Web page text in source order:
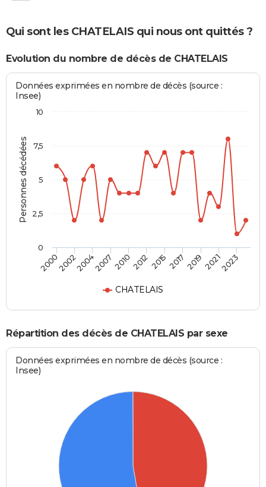
Qui sont les CHATELAIS qui nous ont quittés ?
Evolution du nombre de décès de CHATELAIS
Personnes décédées
Données exprimées en nombre de décès (source :
Insee)
CHATELAIS
20002002200420072010201220152017201920212023
0
10
2,5
5
7,5
Répartition des décès de CHATELAIS par sexe
Données exprimées en nombre de décès (source :
Insee)